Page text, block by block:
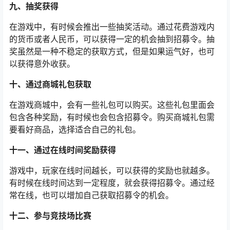
九、抽奖获得
在游戏中，有时候会推出一些抽奖活动。通过花费游戏内
的货币或者人民币，可以获得一定的机会抽到招募令。抽
奖虽然是一种不稳定的获取方式，但是如果运气好，也可
以获得意外收获。
十、通过商城礼包获取
在游戏商城中，会有一些礼包可以购买。这些礼包里面会
包含各种奖励，有时候也会包含招募令。购买商城礼包需
要看好商品，选择适合自己的礼包。
十一、通过在线时间奖励获得
游戏中，玩家在线时间越长，可以获得的奖励也就越多。
有时候在线时间达到一定程度，就会获得招募令。通过经
常在线，也可以增加自己获取招募令的机会。
十二、参与竞技场比赛